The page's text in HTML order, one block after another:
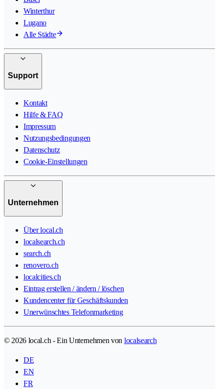
Winterthur
Lugano
Alle Städte
Support
Kontakt
Hilfe & FAQ
Impressum
Nutzungsbedingungen
Datenschutz
Cookie-Einstellungen
Unternehmen
Über local.ch
localsearch.ch
search.ch
renovero.ch
localcities.ch
Eintrag erstellen / ändern / löschen
Kundencenter für Geschäftskunden
Unerwünschtes Telefonmarketing
© 2026 local.ch - Ein Unternehmen von localsearch
DE
EN
FR